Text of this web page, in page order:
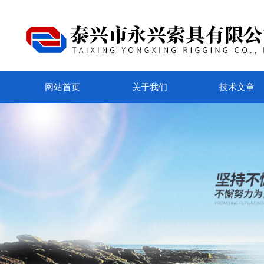
网站首页 关于我们 技术文章